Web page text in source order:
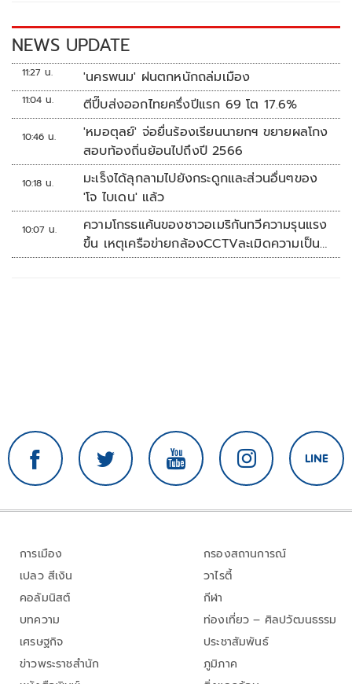
k k
NEWS UPDATE
11:27 น. 'นครพนม' ฝนตกหนักถล่มเมือง
11:04 น. ตีปี๊บส่งออกไทยครึ่งปีแรก 69 โต 17.6%
10:46 น.
'หมอตุลย์' จ่อยื่นร้องเรียนนายกฯ ขยายผลโกง
สอบท้องถิ่นย้อนไปถึงปี 2566
10:18 น.
มะเร็งได้ลุกลามไปยังกระดูกและส่วนอื่นๆของ
'โจ ไบเดน' แล้ว
10:07 น.
ความโกรธแค้นของชาวอเมริกันทวีความรุนแรง
ขึ้น เหตุเครือข่ายกล้องCCTVละเมิดความเป็น
ส่วนตัว
การเมือง
เปลว สีเงิน
คอลัมนิสต์
บทความ
เศรษฐกิจ
ข่าวพระราชสำนัก
กรองสถานการณ์
วาไรตี้
กีฬา
ท่องเที่ยว – ศิลปวัฒนธรรม
ประชาสัมพันธ์
ภูมิภาค